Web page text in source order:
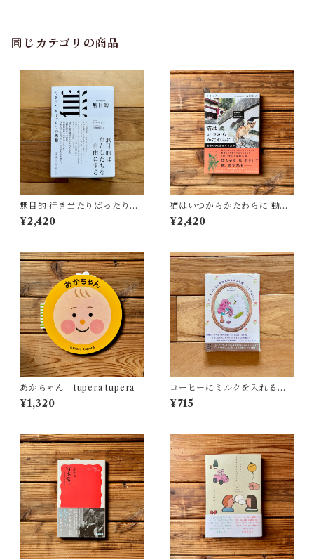
同じカテゴリの商品
無目的 行き当たりばったりの
思想 | トム・ルッツ, 田畑暁生
(訳)
¥2,420
猫はいつからかたわらに 動物
たちと歩んだ１万年 | 太田 匡
彦
¥2,420
あかちゃん｜tupera tupera
¥1,320
コーヒーにミルクを入れるよ
うな愛 | くどう れいん
¥715